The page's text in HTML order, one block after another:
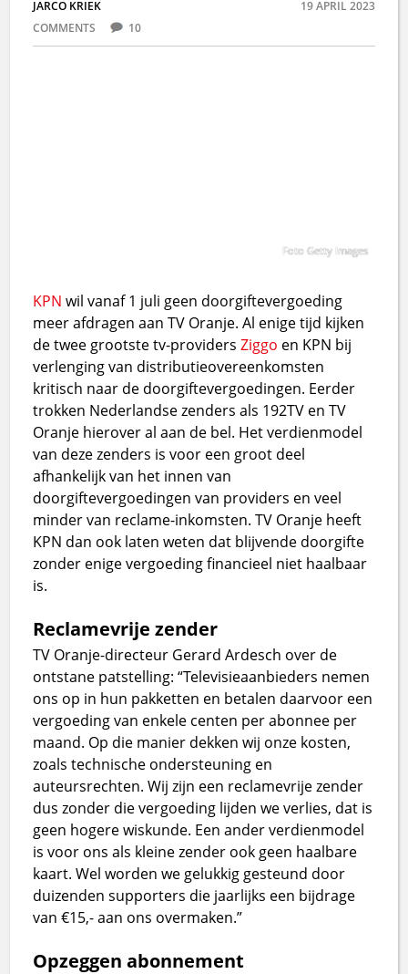
JARCO KRIEK
19 APRIL 2023
COMMENTS
10
Foto Getty Images
KPN wil vanaf 1 juli geen doorgiftevergoeding
meer afdragen aan TV Oranje. Al enige tijd kijken
de twee grootste tv-providersZiggo en KPN bij
verlenging van distributieovereenkomsten
kritisch naar de doorgiftevergoedingen. Eerder
trokken Nederlandse zenders als 192TV en TV
Oranje hierover al aan de bel. Het verdienmodel
van deze zenders is voor een groot deel
afhankelijk van het innen van
doorgiftevergoedingen van providers en veel
minder van reclame-inkomsten. TV Oranje heeft
KPN dan ook laten weten dat blijvende doorgifte
zonder enige vergoeding financieel niet haalbaar
is.
Reclamevrije zender
TV Oranje-directeur Gerard Ardesch over de
ontstane patstelling: “Televisieaanbieders nemen
ons op in hun pakketten en betalen daarvoor een
vergoeding van enkele centen per abonnee per
maand. Op die manier dekken wij onze kosten,
zoals technische ondersteuning en
auteursrechten. Wij zijn een reclamevrije zender
dus zonder die vergoeding lijden we verlies, dat is
geen hogere wiskunde. Een ander verdienmodel
is voor ons als kleine zender ook geen haalbare
kaart. Wel worden we gelukkig gesteund door
duizenden supporters die jaarlijks een bijdrage
van €15,- aan ons overmaken.”
Opzeggen abonnement